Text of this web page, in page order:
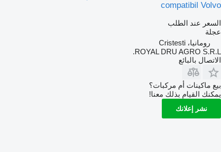
compatibil Volvo
السعر عند الطلب
عجلة
رومانيا، Cristesti
ROYAL DRU AGRO S.R.L.
الاتصال بالبائع
بيع ماكينات أم مركبات؟
يمكنك القيام بذلك معنا!
نشر إعلانك